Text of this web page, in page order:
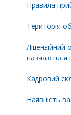
Правила
Територiя
Ліцензійний
навчаються
Кадровий
Наявність